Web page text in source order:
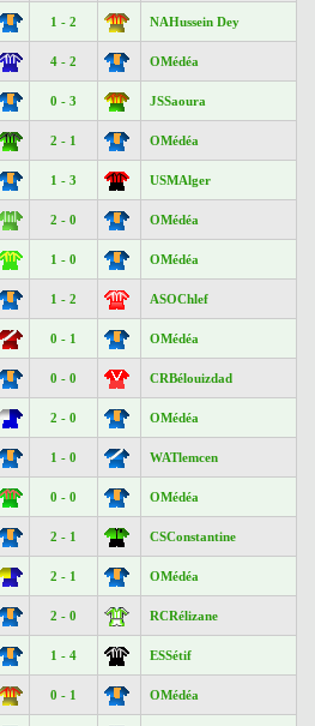
1 - 2 NAHussein Dey
4 - 2 OMédéa
0 - 3 JSSaoura
2 - 1 OMédéa
1 - 3 USMAlger
2 - 0 OMédéa
1 - 0 OMédéa
1 - 2 ASOChlef
0 - 1 OMédéa
0 - 0 CRBélouizdad
2 - 0 OMédéa
1 - 0 WATlemcen
0 - 0 OMédéa
2 - 1 CSConstantine
2 - 1 OMédéa
2 - 0 RCRélizane
1 - 4 ESSétif
0 - 1 OMédéa